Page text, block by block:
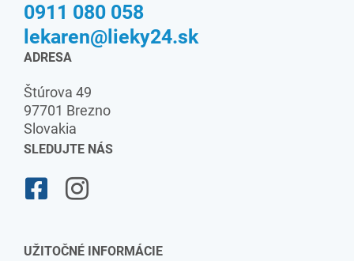
0911 080 058
lekaren@lieky24.sk
ADRESA
Štúrova 49
97701 Brezno
Slovakia
SLEDUJTE NÁS
UŽITOČNÉ INFORMÁCIE